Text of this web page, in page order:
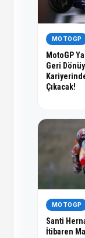
MOTOGP
MotoGP
Geri
Çıkacak!
MOTOGP
Santi
İtibaren